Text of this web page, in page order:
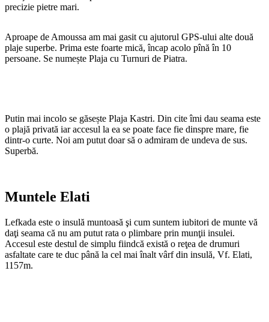
precizie pietre mari.
Aproape de Amoussa am mai gasit cu ajutorul GPS-ului alte două
plaje superbe. Prima este foarte mică, încap acolo pînă în 10
persoane. Se numește Plaja cu Turnuri de Piatra.
Putin mai incolo se găsește Plaja Kastri. Din cite îmi dau seama este
o plajă privată iar accesul la ea se poate face fie dinspre mare, fie
dintr-o curte. Noi am putut doar să o admiram de undeva de sus.
Superbă.
Muntele Elati
Lefkada este o insulă muntoasă şi cum suntem iubitori de munte vă
daţi seama că nu am putut rata o plimbare prin munţii insulei.
Accesul este destul de simplu fiindcă există o reţea de drumuri
asfaltate care te duc până la cel mai înalt vârf din insulă, Vf. Elati,
1157m.